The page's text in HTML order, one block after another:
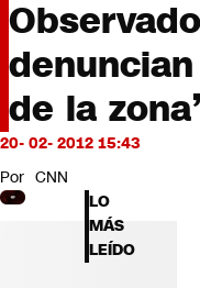
Deportes
Programas completos
Cultura
Servicios
Bits
CNN tiempo
Futuro 360
Opinión
de la
20- 02- 2012 15:43
Por CNN
LO
MÁS
LEÍDO